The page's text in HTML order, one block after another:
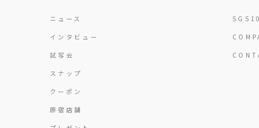
ニュース
インタビュー
試写会
スナップ
クーポン
原宿店舗